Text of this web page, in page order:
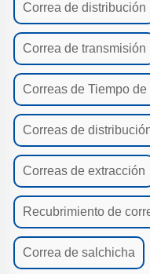
Correa de distribución
Correa de transmisión
Correas de Tiempo de
Correas de
Correas de extracción
Recubrimiento de
Correa de salchicha